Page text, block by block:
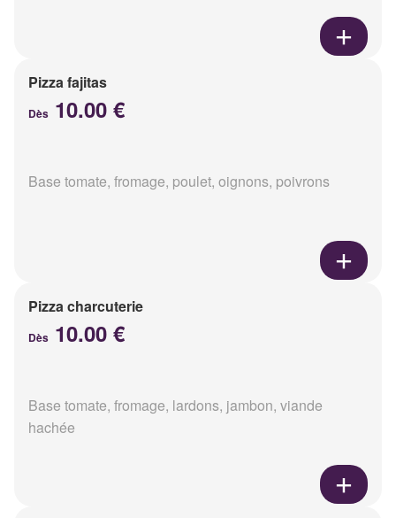
Pizza fajitas
Dès 10.00 €
Base tomate, fromage, poulet, oignons, poivrons
Pizza charcuterie
Dès 10.00 €
Base tomate, fromage, lardons, jambon, viande
hachée